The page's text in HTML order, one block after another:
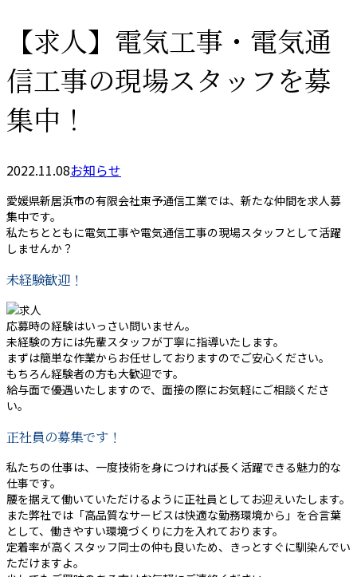
【求人】電気工事・電気通
信工事の現場スタッフを募
集中！
2022.11.08お知らせ
愛媛県新居浜市の有限会社東予通信工業では、新たな仲間を求人募
集中です。
私たちとともに電気工事や電気通信工事の現場スタッフとして活躍
しませんか？
未経験歓迎！
応募時の経験はいっさい問いません。
未経験の方には先輩スタッフが丁寧に指導いたします。
まずは簡単な作業からお任せしておりますのでご安心ください。
もちろん経験者の方も大歓迎です。
給与面で優遇いたしますので、面接の際にお気軽にご相談くださ
い。
正社員の募集です！
私たちの仕事は、一度技術を身につければ長く活躍できる魅力的な
仕事です。
腰を据えて働いていただけるように正社員としてお迎えいたします。
また弊社では「高品質なサービスは快適な勤務環境から」を合言葉
として、働きやすい環境づくりに力を入れております。
定着率が高くスタッフ同士の仲も良いため、きっとすぐに馴染んでい
ただけますよ。